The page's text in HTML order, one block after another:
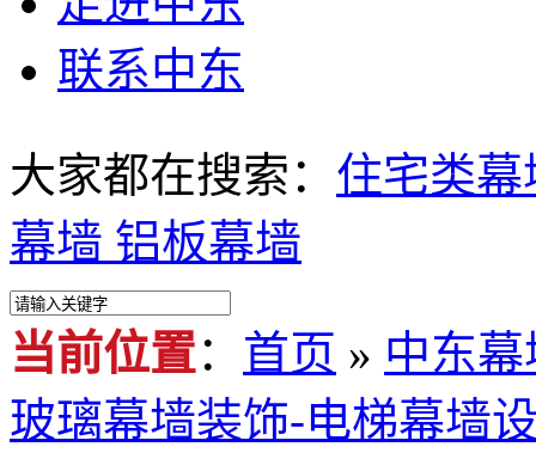
联系中东
大家都在搜索： 住宅类幕
幕墙 铝板幕墙
当前位置： 首页 » 中东
玻璃幕墙装饰-电梯幕墙